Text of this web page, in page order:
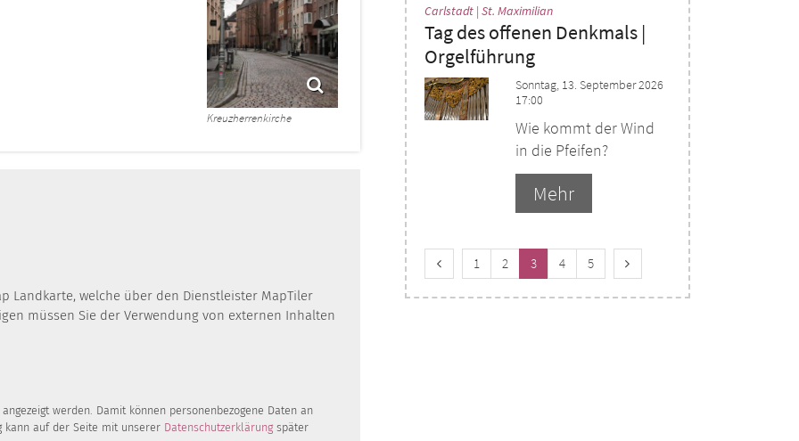
Kreuzherrenkirche
Landkarte, welche über den Dienstleister MapTiler
müssen Sie der Verwendung von externen Inhalten
werden. Damit können personenbezogene Daten an
auf der Seite mit unserer Datenschutzerklärungspäter
Carlstadt | St. Maximilian:
Tag des offenen Denkmals |
Orgelführung
Sonntag, 13. September 2026
17:00
Wie kommt der Wind
in die Pfeifen?
Mehr
Vorherige Seite
1 2 3 4 5 Nächste Seite